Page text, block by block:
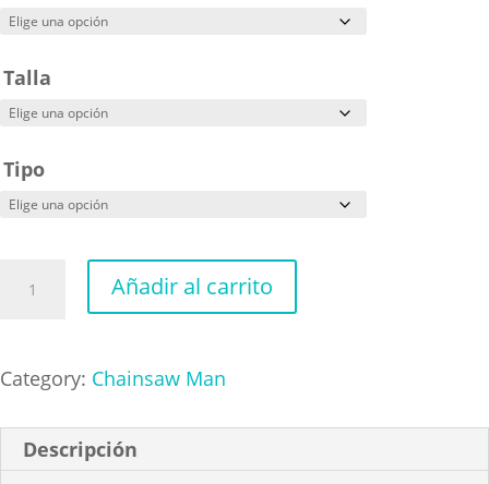
Talla
Tipo
Magazine
cantidad
Añadir al carrito
Category: Chainsaw Man
Descripción